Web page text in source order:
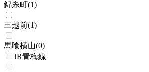
錦糸町(1)
三越前(1)
馬喰横山(0)
JR青梅線